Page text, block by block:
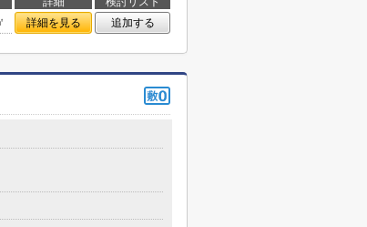
詳細を見る 追加する